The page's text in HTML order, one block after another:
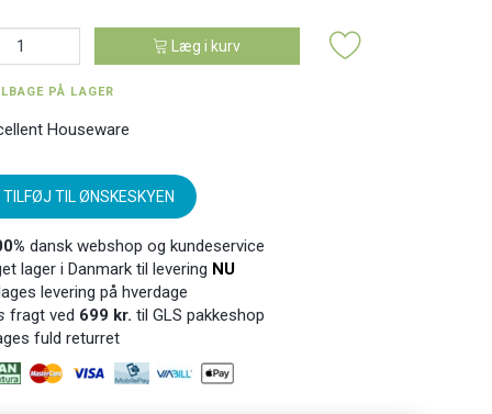
Læg i kurv
PÅ LAGER
Houseware
TILFØJ TIL ØNSKESKYEN
dansk webshop og kundeservice
lager i Danmark til levering NU
levering på hverdage
fragt ved 699 kr. til GLS pakkeshop
fuld returret